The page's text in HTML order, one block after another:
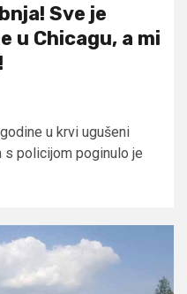
Sve je
u Chicagu, a mi
u krvi ugušeni
s policijom poginulo je